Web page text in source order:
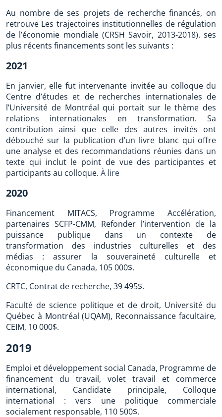
Au nombre de ses projets de recherche financés, on
retrouve Les trajectoires institutionnelles de régulation
de l’économie mondiale (CRSH Savoir, 2013-2018). ses
plus récents financements sont les suivants :
2021
En janvier, elle fut intervenante invitée au colloque du
Centre d’études et de recherches internationales de
l’Université de Montréal qui portait sur le thème des
relations internationales en transformation. Sa
contribution ainsi que celle des autres invités ont
débouché sur la publication d’un livre blanc qui offre
une analyse et des recommandations réunies dans un
texte qui inclut le point de vue des participantes et
participants au colloque. À lire
2020
Financement MITACS, Programme Accélération,
partenaires SCFP-CMM, Refonder l’intervention de la
puissance publique dans un contexte de
transformation des industries culturelles et des
médias : assurer la souveraineté culturelle et
économique du Canada, 105 000$.
CRTC, Contrat de recherche, 39 495$.
Faculté de science politique et de droit, Université du
Québec à Montréal (UQAM), Reconnaissance facultaire,
CEIM, 10 000$.
2019
Emploi et développement social Canada, Programme de
financement du travail, volet travail et commerce
international, Candidate principale, Colloque
international : vers une politique commerciale
socialement responsable, 110 500$.